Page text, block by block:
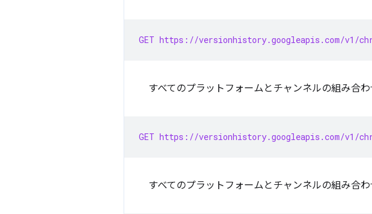
GET https://versionhistory.googleapis.com/v1/
すべてのプラットフォームとチャンネルの組み合わ
GET https://versionhistory.googleapis.com/v1/
すべてのプラットフォームとチャンネルの組み合